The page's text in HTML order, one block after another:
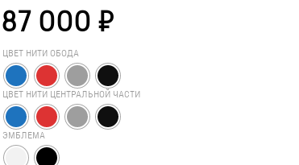
87 000 ₽
ЦВЕТ НИТИ ОБОДА
ЦВЕТ НИТИ ЦЕНТРАЛЬНОЙ ЧАСТИ
ЭМБЛЕМА